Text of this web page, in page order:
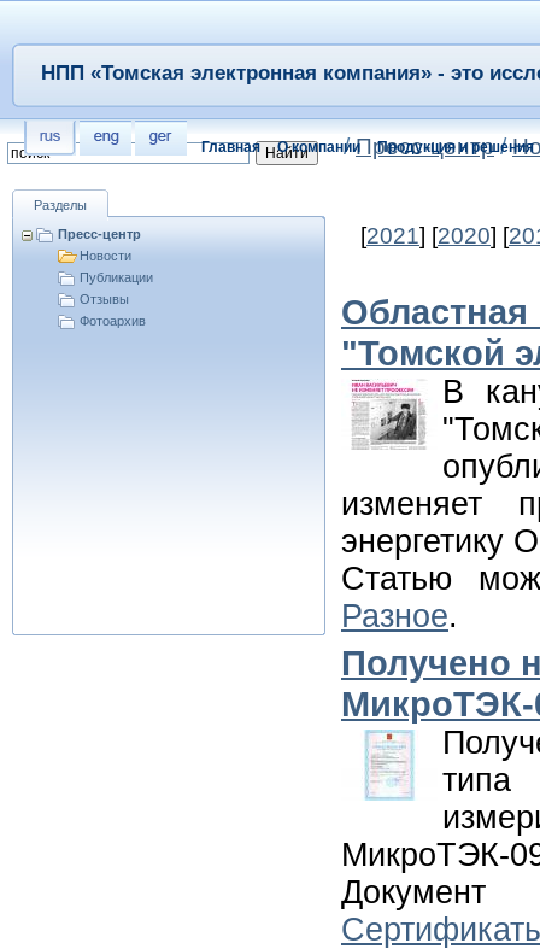
Главная О компании Продукция и решения
НПП «Томская электронная компания» - это
Разделы
Пресс-центр
Новости
Публикации
Отзывы
Фотоархив
/Пресс-центр/
[2021] [2020] [
Областная
"Томской
В
изменяет
Статью
Разное.
Получено
МикроТЭК-
типа
МикроТЭК-